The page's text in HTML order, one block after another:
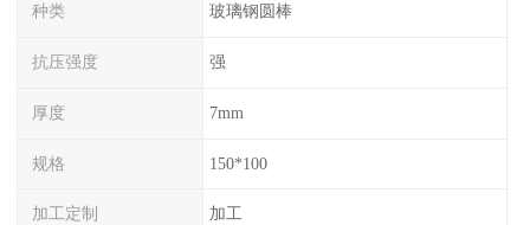
种类 玻璃钢圆棒
抗压强度 强
厚度 7mm
规格 150*100
加工定制 加工